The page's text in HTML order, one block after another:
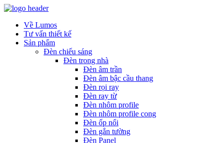
Về Lumos
Tư vấn thiết kế
Sản phẩm
Đèn chiếu sáng
Đèn trong nhà
Đèn âm trần
Đèn âm bậc cầu thang
Đèn rọi ray
Đèn ray từ
Đèn nhôm profile
Đèn nhôm profile cong
Đèn ốp nổi
Đèn gắn tường
Đèn Panel